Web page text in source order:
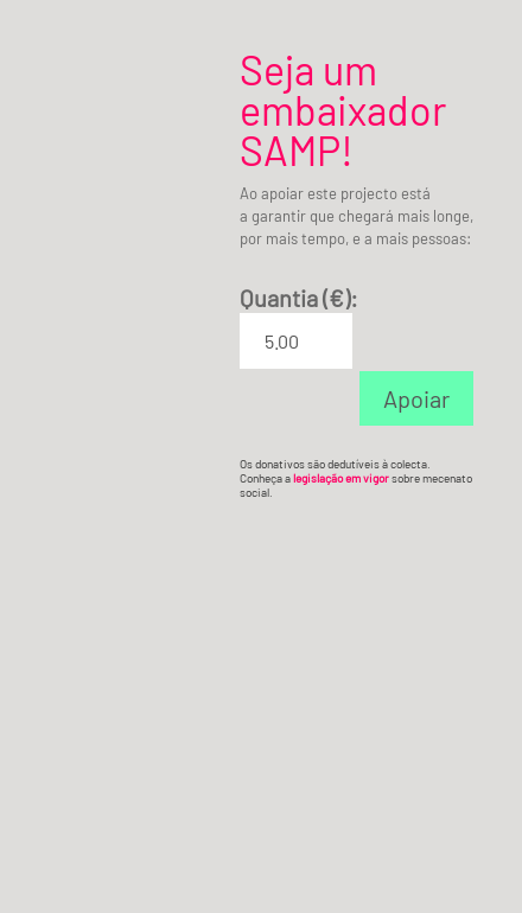
Seja um
embaixador
SAMP!
Ao apoiar este projecto está
a garantir que chegará mais longe,
por mais tempo, e a mais pessoas:
Quantia (€):
Apoiar
Os donativos são dedutíveis à colecta.
Conheça alegislação em vigorsobre mecenato
social.